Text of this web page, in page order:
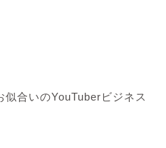
合いのYouTuberビジネス